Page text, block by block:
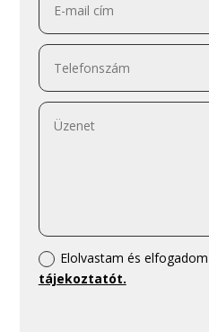
Elolvastam és
tájekoztatót.